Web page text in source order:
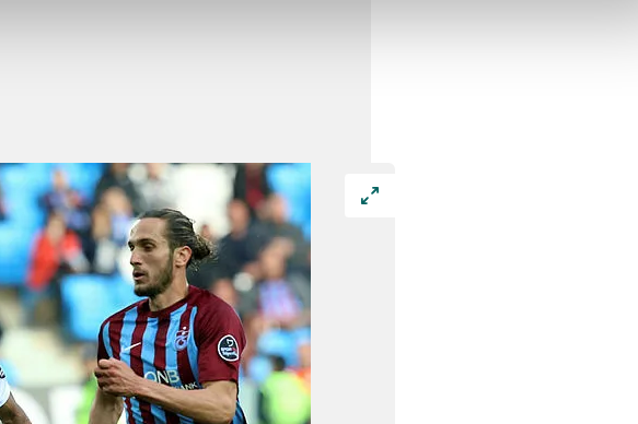
Metnimiziziyaret edebilirsiniz.
Kanunu uyarınca hazırlanmış Aydınlatma Metnimizi okumak ve sitemizde ilgili
ilgili bilgi almak için lütfen
tıklayınız